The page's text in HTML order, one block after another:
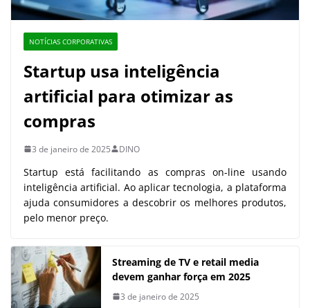
NOTÍCIAS CORPORATIVAS
Startup usa inteligência
artificial para otimizar as
compras
3 de janeiro de 2025 DINO
Startup está facilitando as compras on-line usando
inteligência artificial. Ao aplicar tecnologia, a plataforma
ajuda consumidores a descobrir os melhores produtos,
pelo menor preço.
Streaming de TV e retail media
devem ganhar força em 2025
3 de janeiro de 2025